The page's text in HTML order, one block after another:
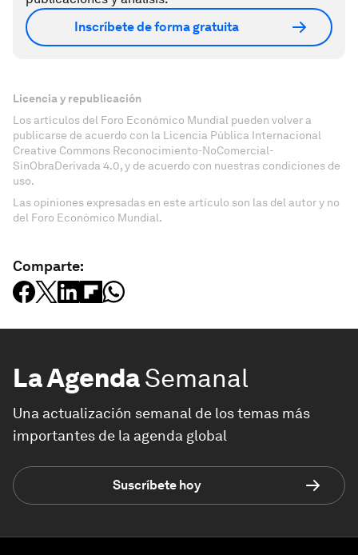
Inscríbete de forma gratuita
Licencia y republicación
Los artículos del Foro Económico Mundial pueden volver a
publicarse de acuerdo con la Licencia Pública Internacional
Creative Commons Reconocimiento-NoComercial-
SinObraDerivada 4.0, y de acuerdo con nuestras condiciones de
uso.
Las opiniones expresadas en este artículo son las del autor y no
del Foro Económico Mundial.
Comparte:
La AgendaSemanal
Una actualización semanal de los temas más
importantes de la agenda global
Suscríbete hoy